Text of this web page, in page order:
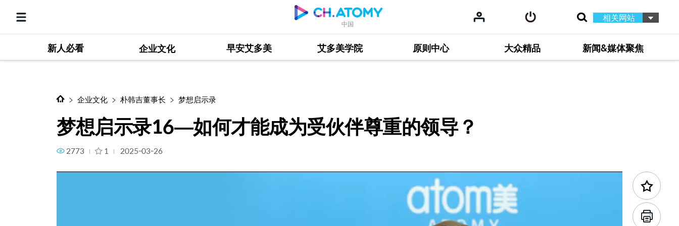
中国 相关网站
新人必看 企业文化 早安艾多美 艾多美学院 原则中心 大众精品 新闻&媒体聚焦
梦想启示录16—如何才能成为受伙伴尊重的领导？
企业文化 朴韩吉董事长 梦想启示录
梦想启示录16—如何才能成为受伙伴尊重的领导？
2773 1 2025-03-26